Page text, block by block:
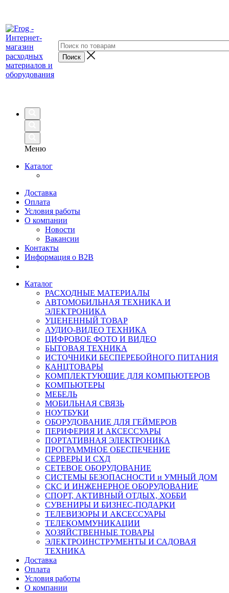
Меню
Каталог
Доставка
Оплата
Условия работы
О компании
Новости
Вакансии
Контакты
Информация о B2B
Каталог
РАСХОДНЫЕ МАТЕРИАЛЫ
АВТОМОБИЛЬНАЯ ТЕХНИКА И
ЭЛЕКТРОНИКА
УЦЕНЕННЫЙ ТОВАР
АУДИО-ВИДЕО ТЕХНИКА
ЦИФРОВОЕ ФОТО И ВИДЕО
БЫТОВАЯ ТЕХНИКА
ИСТОЧНИКИ БЕСПЕРЕБОЙНОГО ПИТАНИЯ
КАНЦТОВАРЫ
КОМПЛЕКТУЮЩИЕ ДЛЯ КОМПЬЮТЕРОВ
КОМПЬЮТЕРЫ
МЕБЕЛЬ
МОБИЛЬНАЯ СВЯЗЬ
НОУТБУКИ
ОБОРУДОВАНИЕ ДЛЯ ГЕЙМЕРОВ
ПЕРИФЕРИЯ И АКСЕССУАРЫ
ПОРТАТИВНАЯ ЭЛЕКТРОНИКА
ПРОГРАММНОЕ ОБЕСПЕЧЕНИЕ
СЕРВЕРЫ И СХД
СЕТЕВОЕ ОБОРУДОВАНИЕ
СИСТЕМЫ БЕЗОПАСНОСТИ и УМНЫЙ ДОМ
СКС И ИНЖЕНЕРНОЕ ОБОРУДОВАНИЕ
СПОРТ, АКТИВНЫЙ ОТДЫХ, ХОББИ
СУВЕНИРЫ И БИЗНЕС-ПОДАРКИ
ТЕЛЕВИЗОРЫ И АКСЕССУАРЫ
ТЕЛЕКОММУНИКАЦИИ
ХОЗЯЙСТВЕННЫЕ ТОВАРЫ
ЭЛЕКТРОИНСТРУМЕНТЫ И САДОВАЯ
ТЕХНИКА
Доставка
Оплата
Условия работы
О компании